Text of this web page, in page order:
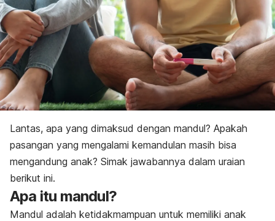
Lantas, apa yang dimaksud dengan mandul? Apakah
pasangan yang mengalami kemandulan masih bisa
mengandung anak? Simak jawabannya dalam uraian
berikut ini.
Apa itu mandul?
Mandul adalah ketidakmampuan untuk memiliki anak